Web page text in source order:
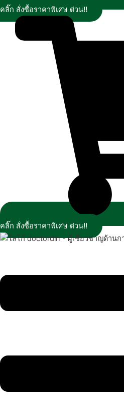
คลิ๊ก สั่งซื้อราคาพิเศษ ด่วน!!
คลิ๊ก สั่งซื้อราคาพิเศษ ด่วน!!